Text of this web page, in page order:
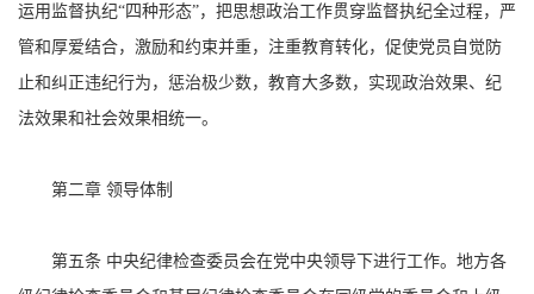
运用监督执纪“四种形态”，把思想政治工作贯穿监督执纪全过程，严
管和厚爱结合，激励和约束并重，注重教育转化，促使党员自觉防
止和纠正违纪行为，惩治极少数，教育大多数，实现政治效果、纪
法效果和社会效果相统一。
第二章 领导体制
第五条 中央纪律检查委员会在党中央领导下进行工作。地方各